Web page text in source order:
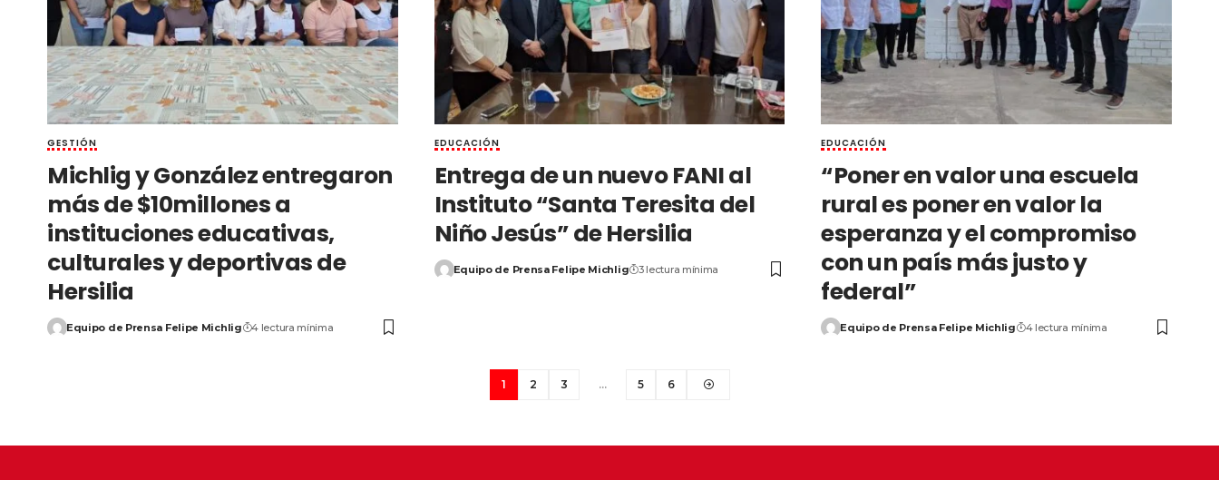
GESTIÓN
Michlig y González entregaron
más de $10millones a
instituciones educativas,
culturales y deportivas de
Hersilia
Equipo de Prensa Felipe Michlig 4 lectura mínima
EDUCACIÓN
Entrega de un nuevo FANI al
Instituto “Santa Teresita del
Niño Jesús” de Hersilia
Equipo de Prensa Felipe Michlig 3 lectura mínima
EDUCACIÓN
“Poner en valor una escuela
rural es poner en valor la
esperanza y el compromiso
con un país más justo y
federal”
Equipo de Prensa Felipe Michlig 4 lectura mínima
1 2 3 … 5 6